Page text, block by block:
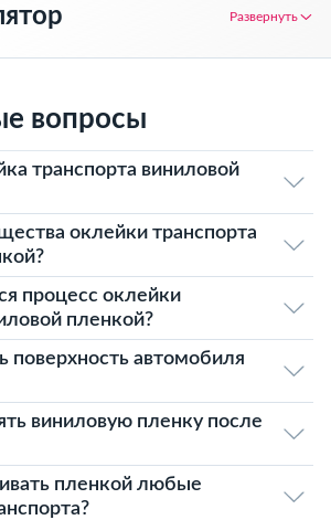
Развернуть
вопросы
транспорта виниловой
оклейки транспорта
процесс оклейки
пленкой?
поверхность автомобиля
виниловую пленку после
пленкой любые